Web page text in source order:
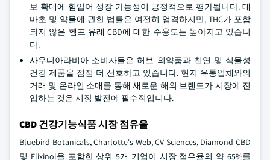
보 확대에 힘입어 성장 가능성이 긍정적으로 평가됩니다. 대
마초 및 약물에 관한 법률은 여전히 엄격하지만, THC가 포함
되지 않은 헴프 유래 CBD에 대한 수용도는 높아지고 있습니
다.
사우디아라비아 소비자들은 허브 의약품과 천연 및 식물성
건강 제품을 점점 더 선호하고 있습니다. 현지 유통업체와의
거래 및 온라인 소매를 통해 새로운 해외 브랜드가 시장에 진
입하는 것은 시장 발전에 필수적입니다.
CBD 건강기능식품 시장 점유율
Bluebird Botanicals, Charlotte's Web, CV Sciences, Diamond CBD
및 Elixinol을 포함한 상위 5개 기업이 시장 점유율의 약 65%를